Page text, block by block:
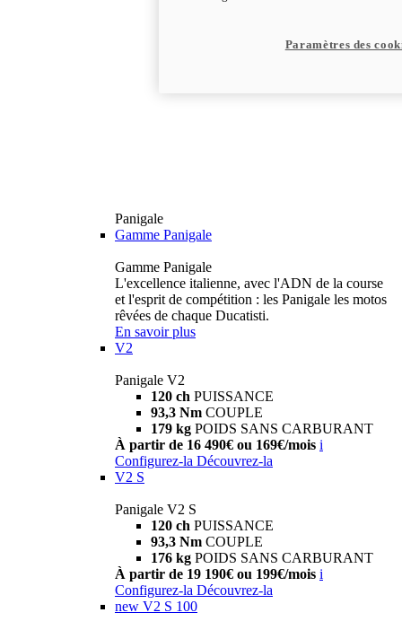
Panigale
Gamme Panigale
Gamme Panigale
L'excellence italienne, avec l'ADN de la course
et l'esprit de compétition : les Panigale les motos
rêvées de chaque Ducatisti.
En savoir plus
V2
Panigale V2
120 ch PUISSANCE
93,3 Nm COUPLE
179 kg POIDS SANS CARBURANT
À partir de 16 490€ ou 169€/mois i
Configurez-la Découvrez-la
V2 S
Panigale V2 S
120 ch PUISSANCE
93,3 Nm COUPLE
176 kg POIDS SANS CARBURANT
À partir de 19 190€ ou 199€/mois i
Configurez-la Découvrez-la
new V2 S 100
Paramètres des